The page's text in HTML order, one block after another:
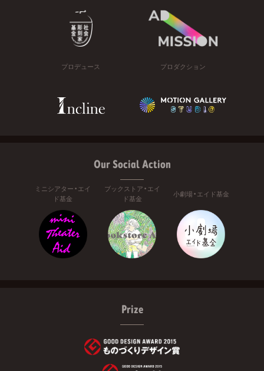
プロデュース プロダクション
Our Social Action
ミニシアター・エイ
ド基金
ブックストア・エイ
ド基金
小劇場・エイド基金
Prize